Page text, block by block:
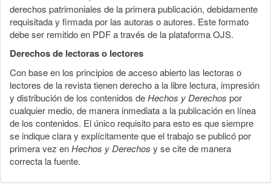
derechos patrimoniales de la primera publicación, debidamente
requisitada y firmada por las autoras o autores. Este formato
debe ser remitido en PDF a través de la plataforma OJS.
Derechos de lectoras o lectores
Con base en los principios de acceso abierto las lectoras o
lectores de la revista tienen derecho a la libre lectura, impresión
y distribución de los contenidos deHechos y Derechos por
cualquier medio, de manera inmediata a la publicación en línea
de los contenidos. El único requisito para esto es que siempre
se indique clara y explícitamente que el trabajo se publicó por
primera vez enHechos y Derechos y se cite de manera
correcta la fuente.